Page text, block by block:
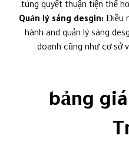
Quản lý sáng desgin: Điều
hành and quản lý sáng
doanh cũng như cơ sở
bảng